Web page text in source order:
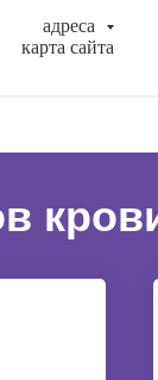
адреса
карта сайта